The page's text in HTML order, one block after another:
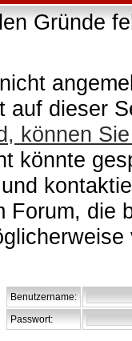
Gründe
auf dieser
können
könnte
Forum, die
Benutzername:
Passwort: